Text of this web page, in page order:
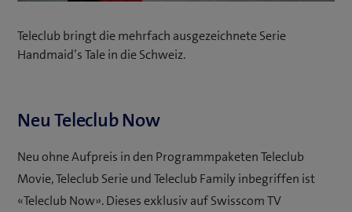
Teleclub bringt die mehrfach ausgezeichnete Serie
Handmaid’s Tale in die Schweiz.
Neu Teleclub Now
Neu ohne Aufpreis in den Programmpaketen Teleclub
Movie, Teleclub Serie und Teleclub Family inbegriffen ist
«Teleclub Now». Dieses exklusiv auf Swisscom TV